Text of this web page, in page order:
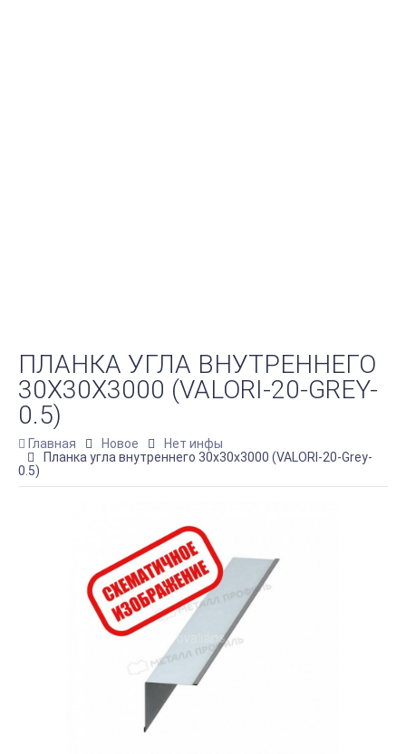
ПЛАНКА УГЛА ВНУТРЕННЕГО
30Х30Х3000 (VALORI-20-GREY-
0.5)
Главная Новое
Нет инфы
Планка угла внутреннего 30х30х3000 (VALORI-20-Grey-
0.5)